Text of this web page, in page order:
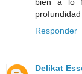
Responder
Delikat